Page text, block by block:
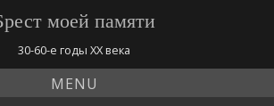
моей памяти
30-60-е годы ХХ века
MENU